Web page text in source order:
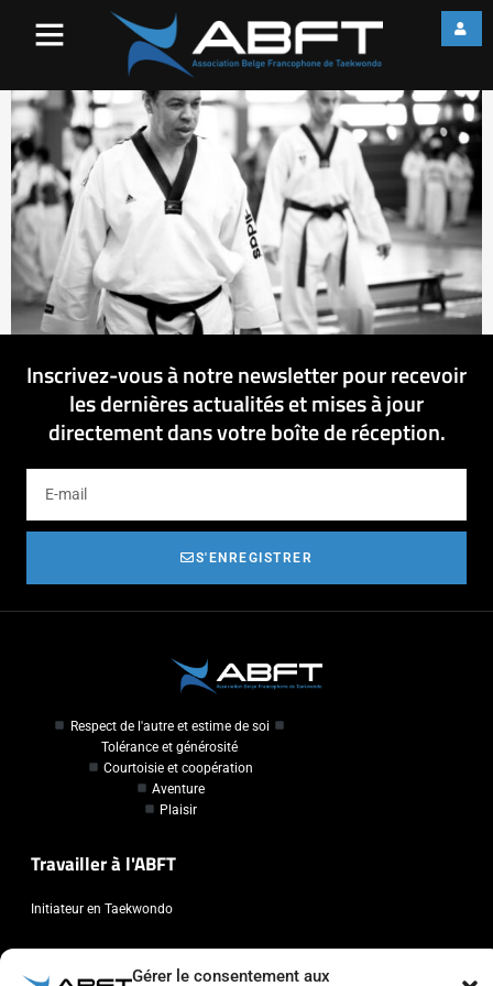
Gérer le consentement aux
Inscrivez-vous à notre newsletter pour recevoir
les dernières actualités et mises à jour
directement dans votre boîte de réception.
S'ENREGISTRER
Respect de l'autre et estime de soi
Tolérance et générosité
Courtoisie et coopération
Aventure
Plaisir
Travailler à l'ABFT
Initiateur en Taekwondo